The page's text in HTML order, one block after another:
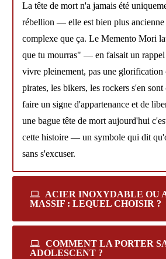
La tête de mort n'a jamais été
rébellion — elle est bien plus ancienne
complexe que ça. Le Memento Mori
que tu mourras" — en faisait un
vivre pleinement, pas une glorification
pirates, les bikers, les rockers s'en sont
faire un signe d'appartenance et de
une bague tête de mort aujourd'hui
cette histoire — un symbole qui dit
sans s'excuser.
ACIER INOXYDABLE OU
MASSIF : LEQUEL CHOISIR ?
COMMENT LA PORTER
ADOLESCENT ?